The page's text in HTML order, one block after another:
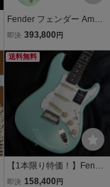
Fender フェンダー Ameri
can Vintage II 1961 Strato
レキギター ストラトキャ
即決 393,800 円
送料無料
【1本限り特価！】Fende
r Vintera II 70s Stratocast
即決 158,400 円